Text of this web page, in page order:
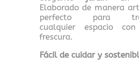
Elaborado de manera
perfecto para
cualquier espacio
frescura.
Fácil de cuidar y